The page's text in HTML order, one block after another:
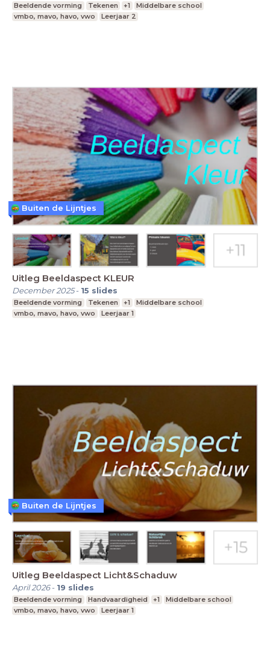
Beeldende vorming Tekenen +1
Middelbare school
vmbo, mavo, havo, vwo
Leerjaar 2
Uitleg Beeldaspect KLEUR
December 2025- 15 slides
Beeldende vorming Tekenen +1
Middelbare school
vmbo, mavo, havo, vwo
Leerjaar 1
Buiten de Lijntjes
Uitleg Beeldaspect Licht&Schaduw
April 2026- 19 slides
Beeldende vorming Handvaardigheid +1
Middelbare school
vmbo, mavo, havo, vwo
Leerjaar 1
Buiten de Lijntjes